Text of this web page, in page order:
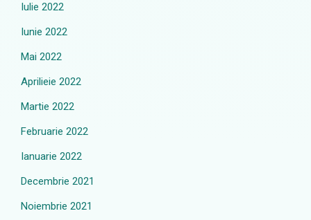
Iulie 2022
Iunie 2022
Mai 2022
Aprilieie 2022
Martie 2022
Februarie 2022
Ianuarie 2022
Decembrie 2021
Noiembrie 2021